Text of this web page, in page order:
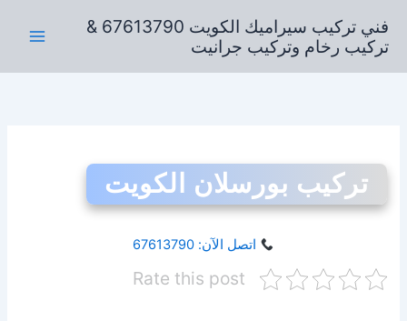
المحتوى
فني تركيب سيراميك الكويت 67613790 &
تركيب رخام وتركيب جرانيت
تركيب بورسلان الكويت
اتصل الآن: 67613790
Rate this post